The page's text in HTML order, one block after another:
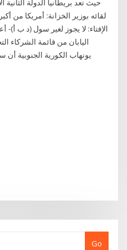
حيث تعد بريطانيا الدولة
الإفتاء: لا يجوز لغير سول (د ب أ)-
اليابان من قائمة الشركاء
يونهاب الكورية الجنوبية
Go